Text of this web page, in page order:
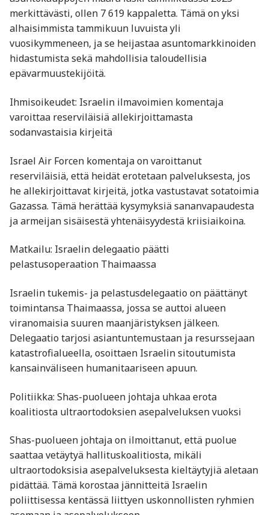
merkittävästi, ollen 7 619 kappaletta. Tämä on yksi
alhaisimmista tammikuun luvuista yli
vuosikymmeneen, ja se heijastaa asuntomarkkinoiden
hidastumista sekä mahdollisia taloudellisia
epävarmuustekijöitä. ​
Ihmisoikeudet: Israelin ilmavoimien komentaja
varoittaa reserviläisiä allekirjoittamasta
sodanvastaisia kirjeitä
Israel Air Forcen komentaja on varoittanut
reserviläisiä, että heidät erotetaan palveluksesta, jos
he allekirjoittavat kirjeitä, jotka vastustavat sotatoimia
Gazassa. Tämä herättää kysymyksiä sananvapaudesta
ja armeijan sisäisestä yhtenäisyydestä kriisiaikoina. ​
Matkailu: Israelin delegaatio päätti
pelastusoperaation Thaimaassa
Israelin tukemis- ja pelastusdelegaatio on päättänyt
toimintansa Thaimaassa, jossa se auttoi alueen
viranomaisia suuren maanjäristyksen jälkeen.
Delegaatio tarjosi asiantuntemustaan ja resurssejaan
katastrofialueella, osoittaen Israelin sitoutumista
kansainväliseen humanitaariseen apuun. ​
Politiikka: Shas-puolueen johtaja uhkaa erota
koalitiosta ultraortodoksien asepalveluksen vuoksi
Shas-puolueen johtaja on ilmoittanut, että puolue
saattaa vetäytyä hallituskoalitiosta, mikäli
ultraortodoksisia asepalveluksesta kieltäytyjiä aletaan
pidättää. Tämä korostaa jännitteitä Israelin
poliittisessa kentässä liittyen uskonnollisten ryhmien